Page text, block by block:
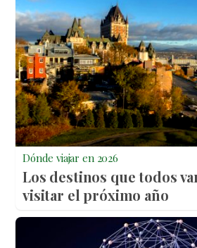
Dónde viajar en 2026
Los destinos que todos
visitar el próximo año